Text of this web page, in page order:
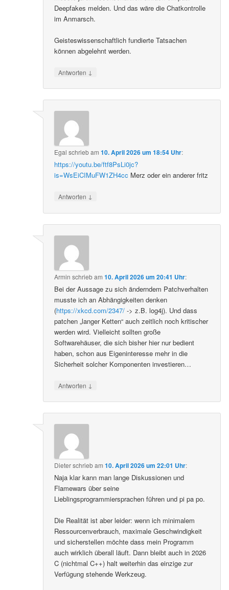
Deepfakes melden. Und das wäre die Chatkontrolle
im Anmarsch.
Geisteswissenschaftlich fundierte Tatsachen
können abgelehnt werden.
Antworten ↓
Egal schriebam10. April 2026 um 18:54 Uhr:
https://youtu.be/ftf8PsLi0jc?
is=WsEiCIMuFW1ZH4cc Merz oder ein anderer fritz
Antworten ↓
Armin schriebam10. April 2026 um 20:41 Uhr:
Bei der Aussage zu sich änderndem Patchverhalten
musste ich an Abhängigkeiten denken
(https://xkcd.com/2347/ -> z.B. log4j). Und dass
patchen „langer Ketten“ auch zeitlich noch kritischer
werden wird. Vielleicht sollten große
Softwarehäuser, die sich bisher hier nur bedient
haben, schon aus Eigeninteresse mehr in die
Sicherheit solcher Komponenten investieren…
Antworten ↓
Dieterschriebam10. April 2026 um 22:01 Uhr:
Naja klar kann man lange Diskussionen und
Flamewars über seine
Lieblingsprogrammiersprachen führen und pi pa po.
Die Realität ist aber leider: wenn ich minimalem
Ressourcenverbrauch, maximale Geschwindigkeit
und sicherstellen möchte dass mein Programm
auch wirklich überall läuft. Dann bleibt auch in 2026
C (nichtmal C++) halt weiterhin das einzige zur
Verfügung stehende Werkzeug.